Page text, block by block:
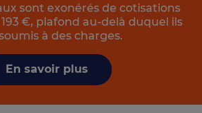
sont exonérés de cotisations
€, plafond au-delà duquel ils
à des charges.
En savoir plus